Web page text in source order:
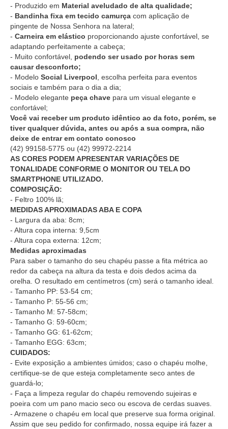
- Produzido em Material aveludado de alta qualidade;
- Bandinha fixa em tecido camurça com aplicação de
pingente de Nossa Senhora na lateral;
- Carneira em elástico proporcionando ajuste confortável, se
adaptando perfeitamente a cabeça;
- Muito confortável, podendo ser usado por horas sem
causar desconforto;
- Modelo Social Liverpool , escolha perfeita para eventos
sociais e também para o dia a dia;
- Modelo elegante peça chave para um visual elegante e
confortável;
Você vai receber um produto idêntico ao da foto, porém, se
tiver qualquer dúvida, antes ou após a sua compra, não
deixe de entrar em contato conosco
(42) 99158-5775 ou (42) 99972-2214
AS CORES PODEM APRESENTAR VARIAÇÕES DE
TONALIDADE CONFORME O MONITOR OU TELA DO
SMARTPHONE UTILIZADO.
COMPOSIÇÃO:
- Feltro 100% lã;
MEDIDAS APROXIMADAS ABA E COPA
- Largura da aba: 8cm;
- Altura copa interna: 9,5cm
- Altura copa externa: 12cm;
Medidas aproximadas
Para saber o tamanho do seu chapéu passe a fita métrica ao
redor da cabeça na altura da testa e dois dedos acima da
orelha. O resultado em centímetros (cm) será o tamanho ideal.
- Tamanho PP: 53-54 cm;
- Tamanho P: 55-56 cm;
- Tamanho M: 57-58cm;
- Tamanho G: 59-60cm;
- Tamanho GG: 61-62cm;
- Tamanho EGG: 63cm;
CUIDADOS:
- Evite exposição a ambientes úmidos; caso o chapéu molhe,
certifique-se de que esteja completamente seco antes de
guardá-lo;
- Faça a limpeza regular do chapéu removendo sujeiras e
poeira com um pano macio seco ou escova de cerdas suaves.
- Armazene o chapéu em local que preserve sua forma original.
Assim que seu pedido for confirmado, nossa equipe irá fazer a